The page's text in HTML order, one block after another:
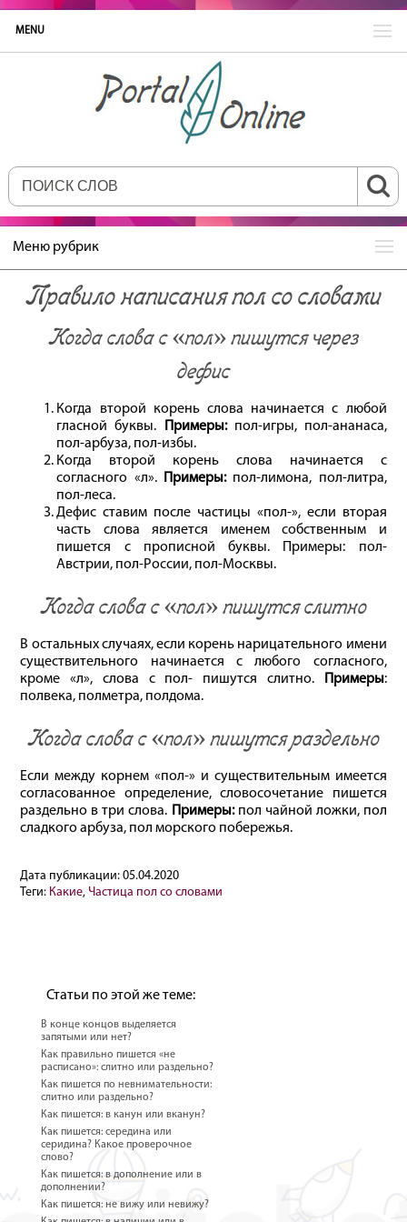
MENU
Меню рубрик
Правило написания пол со словами
Когда слова с «пол» пишутся через
дефис
Когда второй корень слова начинается с любой
гласной буквы.
Примеры:пол-игры, пол-ананаса,
пол-арбуза, пол-избы.
Когда второй корень слова начинается с
согласного «л».
Примеры: пол-лимона, пол-литра,
пол-леса.
Дефис ставим после частицы «пол-», если вторая
часть слова является именем собственным и
пишется с прописной буквы. Примеры: пол-
Австрии, пол-России, пол-Москвы.
Когда слова с «пол» пишутся слитно
В остальных случаях, если корень нарицательного имени
существительного начинается с любого согласного,
кроме «л», слова с пол- пишутся слитно.
Примеры:
полвека, полметра, полдома.
Когда слова с «пол» пишутся раздельно
Если между корнем «пол-» и существительным имеется
согласованное определение, словосочетание пишется
раздельно в три слова. Примеры:пол чайной ложки, пол
сладкого арбуза, пол морского побережья.
Дата публикации:05.04.2020
Теги: Какие, Частица пол со словами
Статьи по этой же теме:
В конце концов выделяется
запятыми или нет?
Как правильно пишется «не
расписано»: слитно или раздельно?
Как пишется по невнимательности:
слитно или раздельно?
Как пишется: в канун или вканун?
Как пишется: середина или
серидина? Какое проверочное
слово?
Как пишется: в дополнение или в
дополнении?
Как пишется: не вижу или невижу?